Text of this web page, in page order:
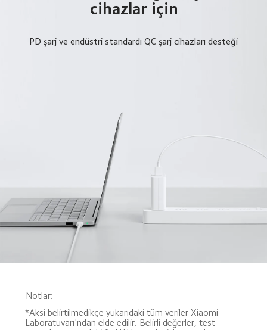
cihazlar için
PD şarj ve endüstri standardı QC şarj cihazları desteği
Notlar:
*Aksi belirtilmedikçe yukarıdaki tüm veriler Xiaomi
Laboratuvarı'ndan elde edilir. Belirli değerler, test